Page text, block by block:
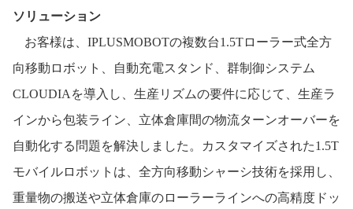
ソリューション
お客様は、 IPLUSMOBOTの複数台1.5Tローラー式全方
向移動ロボット、自動充電スタンド、群制御システム
CLOUDIA を導入し、生産リズムの要件に応じて、生産ラ
インから包装ライン、立体倉庫間の物流ターンオーバーを
自動化する問題を解決しました。カスタマイズされた1.5T
モバイルロボットは、全方向移動シャーシ技術を採用し、
重量物の搬送や立体倉庫のローラーラインへの高精度ドッ